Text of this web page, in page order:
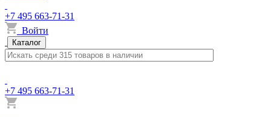
+7 495 663-71-31
Войти
Каталог
+7 495 663-71-31